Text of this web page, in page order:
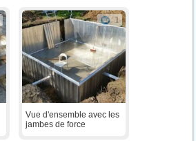
1
Vue d'ensemble avec les
jambes de force